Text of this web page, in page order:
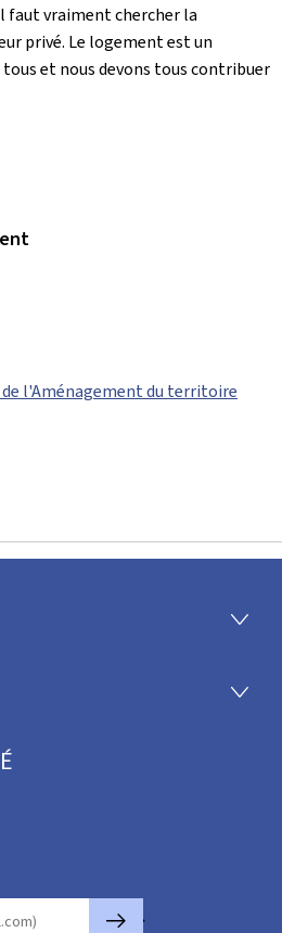
faut vraiment chercher la
privé. Le logement est un
et nous devons tous contribuer
l'Aménagement du territoire
🡒